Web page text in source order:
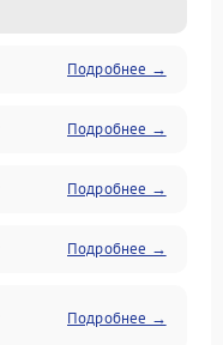
Подробнее →
Подробнее →
Подробнее →
Подробнее →
Подробнее →